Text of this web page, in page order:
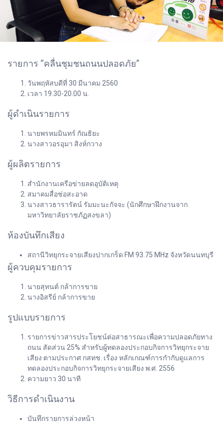
รายการ “คลื่นชุมชนถนนปลอดภัย”
วันพฤหัสบดีที่ 30 มีนาคม 2560
เวลา 19.30-20.00 น.
ผู้ดำเนินรายการ
นายพรหมมินทร์ กัณธิยะ
นางสาวอรอุมา สิงห์กวาง
ผู้ผลิตรายการ
สำนักงานเครือข่ายลดอุบัติเหตุ
สมาคมสื่อช่อสะอาด
นางสาวธารารัตน์ รัมมะนะกัจจะ (นักศึกษาฝึกงานจาก
มหาวิทยาลัยราชภัฏสงขลา)
ห้องบันทึกเสียง
สถานีวิทยุกระจายเสียงปากเกร็ด FM 93.75 MHz จังหวัดนนทบุรี
ผู้ควบคุมรายการ
นายสุทนต์ กล้าการขาย
นางอิสรีย์ กล้าการขาย
รูปแบบรายการ
รายการข่าวสารประโยชน์ต่อสาธารณะเพื่อความปลอดภัยทาง
ถนน สัดส่วน 25% สำหรับผู้ทดลองประกอบกิจการวิทยุกระจาย
เสียง ตามประกาศ กสทช. เรื่อง หลักเกณฑ์การกำกับดูแลการ
ทดลองประกอบกิจการวิทยุกระจายเสียง พ.ศ. 2556
ความยาว 30 นาที
วิธีการดำเนินงาน
บันทึกรายการล่วงหน้า